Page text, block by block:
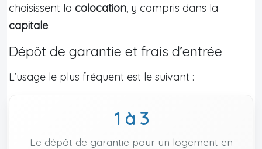
choisissent la colocation, y compris dans la
capitale.
Dépôt de garantie et frais d’entrée
L’usage le plus fréquent est le suivant :
1 à 3
Le dépôt de garantie pour un logement en